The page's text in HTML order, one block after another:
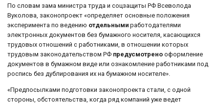
По словам зама министра труда и соцзащиты РФ Всеволода
Вуколова, законопроект «определяет основные положения
эксперимента по ведению отдельными работодателями
электронных документов без бумажного носителя, касающихся
трудовых отношений с работниками, в отношении которых
трудовым законодательством РФ предусмотрено оформление
документов в бумажном виде или ознакомление работниками под
роспись без дублирования их на бумажном носителе».
«Предпосылками подготовки законопроекта стали, с одной
стороны, обстоятельства, когда ряд компаний уже ведет